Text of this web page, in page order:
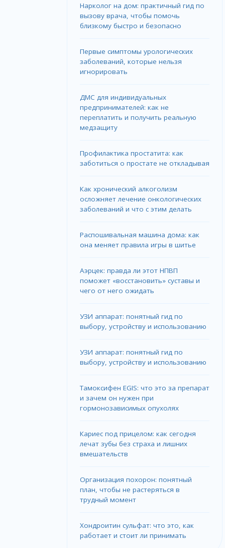
Нарколог на дом: практичный гид по
вызову врача, чтобы помочь
близкому быстро и безопасно
Первые симптомы урологических
заболеваний, которые нельзя
игнорировать
ДМС для индивидуальных
предпринимателей: как не
переплатить и получить реальную
медзащиту
Профилактика простатита: как
заботиться о простате не откладывая
Как хронический алкоголизм
осложняет лечение онкологических
заболеваний и что с этим делать
Распошивальная машина дома: как
она меняет правила игры в шитье
Аэрцек: правда ли этот НПВП
поможет «восстановить» суставы и
чего от него ожидать
УЗИ аппарат: понятный гид по
выбору, устройству и использованию
УЗИ аппарат: понятный гид по
выбору, устройству и использованию
Тамоксифен EGIS: что это за препарат
и зачем он нужен при
гормонозависимых опухолях
Кариес под прицелом: как сегодня
лечат зубы без страха и лишних
вмешательств
Организация похорон: понятный
план, чтобы не растеряться в
трудный момент
Хондроитин сульфат: что это, как
работает и стоит ли принимать